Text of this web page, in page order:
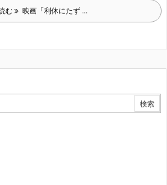
む 映画「利休にたず ...